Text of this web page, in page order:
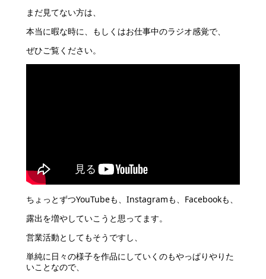
まだ見てない方は、
本当に暇な時に、もしくはお仕事中のラジオ感覚で、
ぜひご覧ください。
ちょっとずつYouTubeも、Instagramも、Facebookも、
露出を増やしていこうと思ってます。
営業活動としてもそうですし、
単純に日々の様子を作品にしていくのもやっぱりやりた
いことなので、